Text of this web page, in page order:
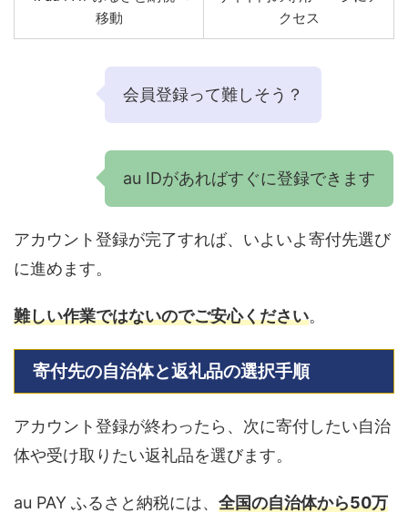
移動
クセス
会員登録って難しそう？
au IDがあればすぐに登録できます
アカウント登録が完了すれば、いよいよ寄付先選び
に進めます。
難しい作業ではないのでご安心ください。
寄付先の自治体と返礼品の選択手順
アカウント登録が終わったら、次に寄付したい自治
体や受け取りたい返礼品を選びます。
au PAY ふるさと納税には、 全国の自治体から50万